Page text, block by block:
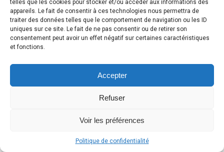
telles que les cookies pour stocker et/ou accéder aux informations des
appareils. Le fait de consentir à ces technologies nous permettra de
traiter des données telles que le comportement de navigation ou les ID
uniques sur ce site. Le fait de ne pas consentir ou de retirer son
consentement peut avoir un effet négatif sur certaines caractéristiques
et fonctions.
Accepter
Refuser
Voir les préférences
Politique de confidentialité
THÉMATIQUES
RECHERCHES ET ÉTUDES RÉCENTES